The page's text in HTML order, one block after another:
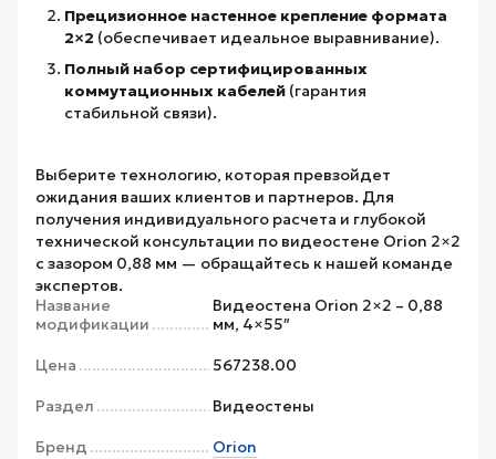
Прецизионное настенное крепление формата
2×2 (обеспечивает идеальное выравнивание).
Полный набор сертифицированных
коммутационных кабелей (гарантия
стабильной связи).
Выберите технологию, которая превзойдет
ожидания ваших клиентов и партнеров. Для
получения индивидуального расчета и глубокой
технической консультации по видеостене Orion 2×2
с зазором 0,88 мм — обращайтесь к нашей команде
экспертов.
Название
модификации
Видеостена Orion 2×2 – 0,88
мм, 4×55″
Цена 567238.00
Раздел Видеостены
Бренд Orion